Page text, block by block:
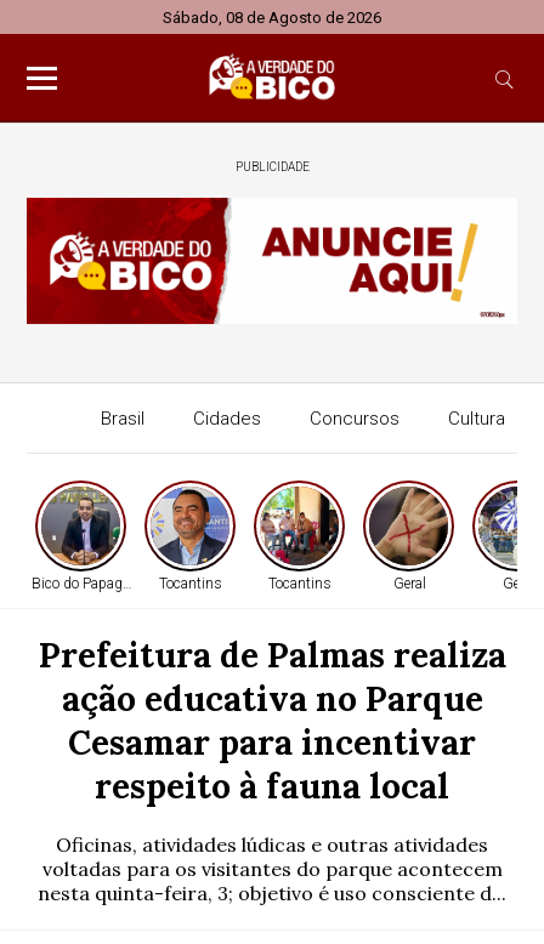
Sábado, 08 de Agosto de 2026
PUBLICIDADE
Brasil Cidades Concursos Cultura
Bico do Papagaio Tocantins Tocantins Geral Geral
Prefeitura de Palmas realiza
ação educativa no Parque
Cesamar para incentivar
respeito à fauna local
Oficinas, atividades lúdicas e outras atividades
voltadas para os visitantes do parque acontecem
nesta quinta-feira, 3; objetivo é uso consciente d...